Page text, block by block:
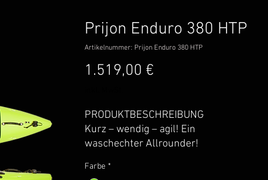
Prijon Enduro 380 HTP
Artikelnummer: Prijon Enduro 380 HTP
1.519,00 €
PRODUKTBESCHREIBUNG
Kurz – wendig – agil! Ein
waschechter Allrounder!
Der ENDURO 380 ist wesentlich
Farbe *